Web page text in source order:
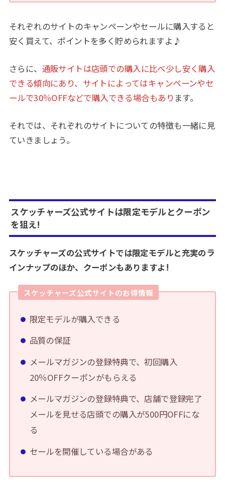
それぞれのサイトのキャンペーンやセールに購入すると
安く買えて、ポイントを多く貯められますよ♪
さらに、 通販サイトは店頭での購入に比べ少し安く購入
できる傾向にあり、サイトによってはキャンペーンやセ
ールで30％OFFなどで購入できる場合もあり ます。
それでは、それぞれのサイトについての特徴も一緒に見
ていきましょう。
スケッチャーズ公式サイトは限定モデルとクーポン
を狙え!
スケッチャーズの公式サイトでは限定モデルと充実のラ
インナップのほか、クーポンもありますよ!
スケッチャーズ公式サイトのお得情報
限定モデルが購入できる
品質の保証
メールマガジンの登録特典で、初回購入
20％OFFクーポンがもらえる
メールマガジンの登録特典で、店舗で登録完了
メールを見せる店頭での購入が500円OFFにな
る
セールを開催している場合がある